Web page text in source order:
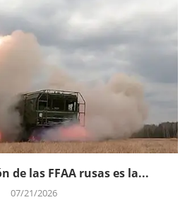
de las FFAA rusas es la...
07/21/2026